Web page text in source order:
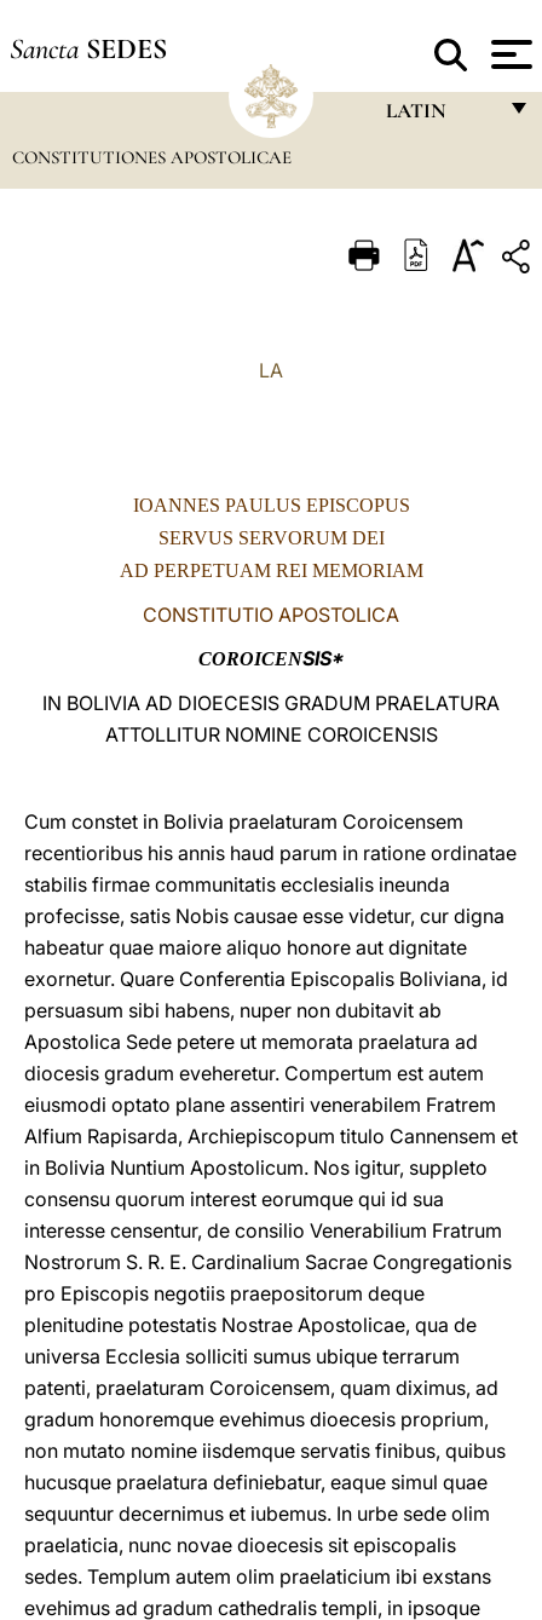
Sancta SEDES
LATIN
ITALIANO
中文
LATINE
CONSTITUTIONES APOSTOLICAE
LA
IOANNES PAULUS EPISCOPUS
SERVUS SERVORUM DEI
AD PERPETUAM REI MEMORIAM
CONSTITUTIO APOSTOLICA
COROICENSIS*
IN BOLIVIA AD DIOECESIS GRADUM PRAELATURA
ATTOLLITUR NOMINE COROICENSIS
Cum constet in Bolivia praelaturam Coroicensem
recentioribus his annis haud parum in ratione ordinatae
stabilis firmae communitatis ecclesialis ineunda
profecisse, satis Nobis causae esse videtur, cur digna
habeatur quae maiore aliquo honore aut dignitate
exornetur. Quare Conferentia Episcopalis Boliviana, id
persuasum sibi habens, nuper non dubitavit ab
Apostolica Sede petere ut memorata praelatura ad
diocesis gradum eveheretur. Compertum est autem
eiusmodi optato plane assentiri venerabilem Fratrem
Alfium Rapisarda, Archiepiscopum titulo Cannensem et
in Bolivia Nuntium Apostolicum. Nos igitur, suppleto
consensu quorum interest eorumque qui id sua
interesse censentur, de consilio Venerabilium Fratrum
Nostrorum S. R. E. Cardinalium Sacrae Congregationis
pro Episcopis negotiis praepositorum deque
plenitudine potestatis Nostrae Apostolicae, qua de
universa Ecclesia solliciti sumus ubique terrarum
patenti, praelaturam Coroicensem, quam diximus, ad
gradum honoremque evehimus dioecesis proprium,
non mutato nomine iisdemque servatis finibus, quibus
hucusque praelatura definiebatur, eaque simul quae
sequuntur decernimus et iubemus. In urbe sede olim
praelaticia, nunc novae dioecesis sit episcopalis
sedes. Templum autem olim praelaticium ibi exstans
evehimus ad gradum cathedralis templi, in ipsoque